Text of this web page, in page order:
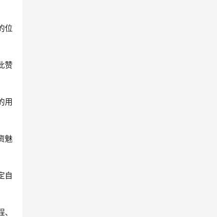
位
赞
用
魅
自